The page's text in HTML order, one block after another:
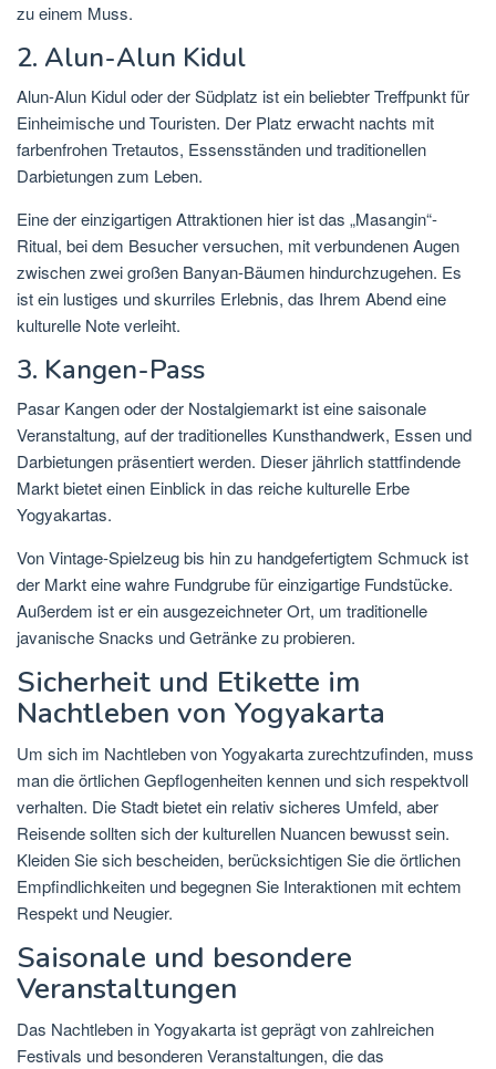
zu einem Muss.
2. Alun-Alun Kidul
Alun-Alun Kidul oder der Südplatz ist ein beliebter Treffpunkt für
Einheimische und Touristen. Der Platz erwacht nachts mit
farbenfrohen Tretautos, Essensständen und traditionellen
Darbietungen zum Leben.
Eine der einzigartigen Attraktionen hier ist das „Masangin“-
Ritual, bei dem Besucher versuchen, mit verbundenen Augen
zwischen zwei großen Banyan-Bäumen hindurchzugehen. Es
ist ein lustiges und skurriles Erlebnis, das Ihrem Abend eine
kulturelle Note verleiht.
3. Kangen-Pass
Pasar Kangen oder der Nostalgiemarkt ist eine saisonale
Veranstaltung, auf der traditionelles Kunsthandwerk, Essen und
Darbietungen präsentiert werden. Dieser jährlich stattfindende
Markt bietet einen Einblick in das reiche kulturelle Erbe
Yogyakartas.
Von Vintage-Spielzeug bis hin zu handgefertigtem Schmuck ist
der Markt eine wahre Fundgrube für einzigartige Fundstücke.
Außerdem ist er ein ausgezeichneter Ort, um traditionelle
javanische Snacks und Getränke zu probieren.
Sicherheit und Etikette im
Nachtleben von Yogyakarta
Um sich im Nachtleben von Yogyakarta zurechtzufinden, muss
man die örtlichen Gepflogenheiten kennen und sich respektvoll
verhalten. Die Stadt bietet ein relativ sicheres Umfeld, aber
Reisende sollten sich der kulturellen Nuancen bewusst sein.
Kleiden Sie sich bescheiden, berücksichtigen Sie die örtlichen
Empfindlichkeiten und begegnen Sie Interaktionen mit echtem
Respekt und Neugier.
Saisonale und besondere
Veranstaltungen
Das Nachtleben in Yogyakarta ist geprägt von zahlreichen
Festivals und besonderen Veranstaltungen, die das